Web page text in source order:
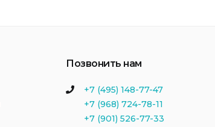
Позвонить нам
+7 (495) 148-77-47
+7 (968) 724-78-11
+7 (901) 526-77-33